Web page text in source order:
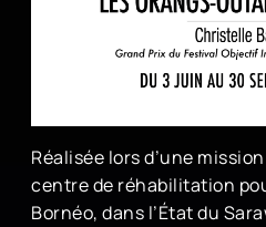
Réalisée lors d’une
centre de réhabilitation
Bornéo, dans l’État du